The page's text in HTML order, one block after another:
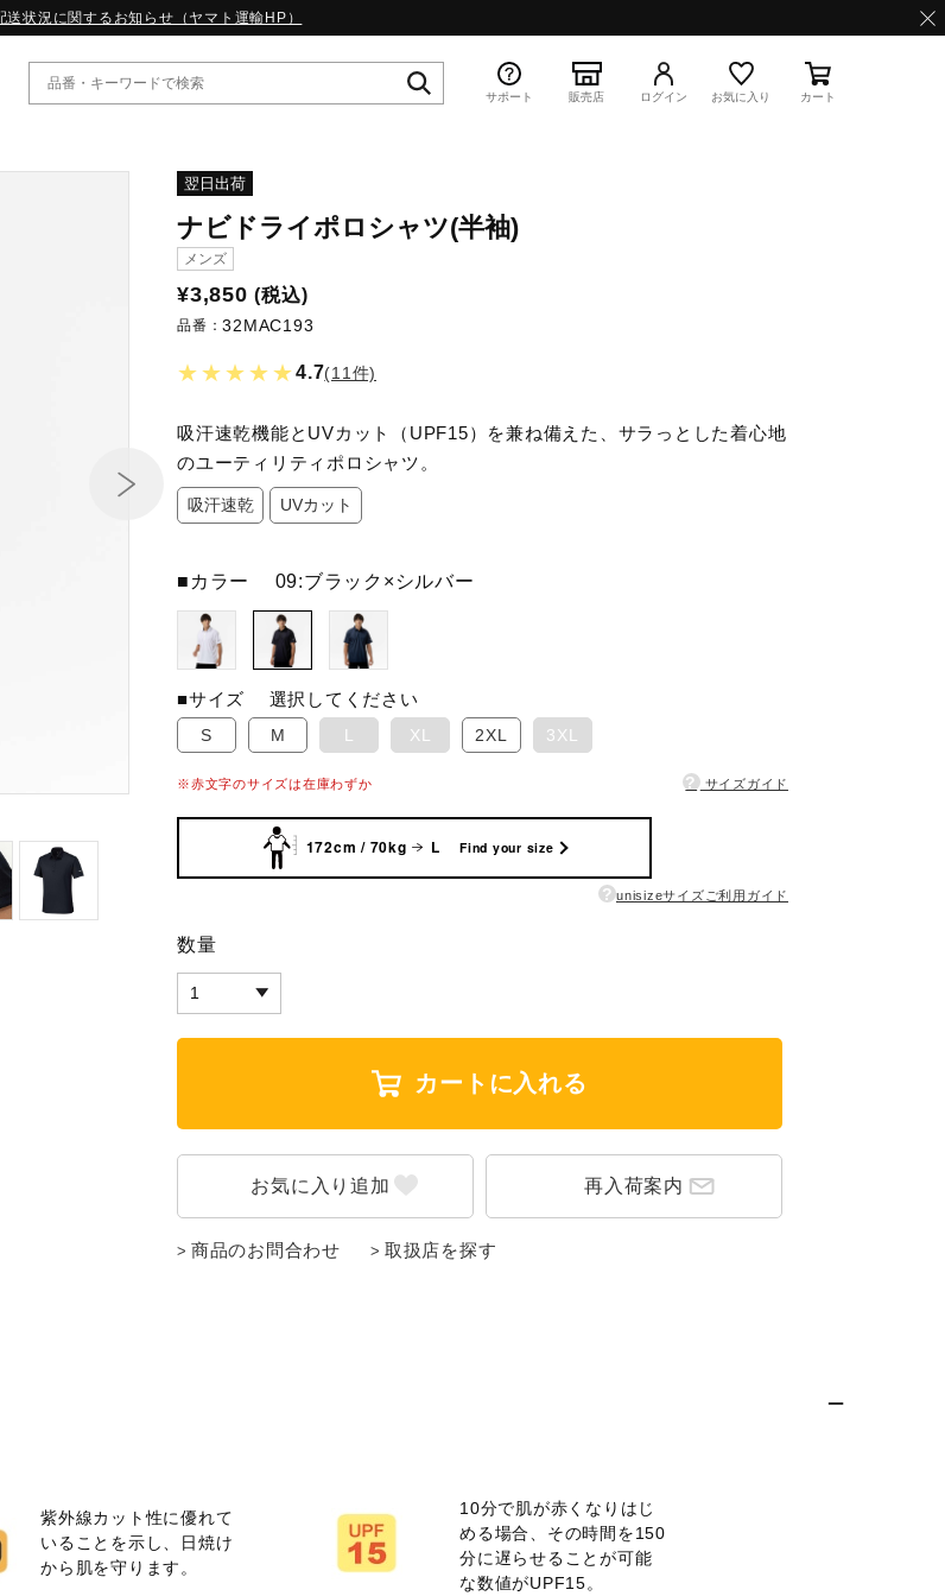
送状況に関するお知らせ（ヤマト運輸HP）
ーパック｜特集
特集
ハウエル｜特集
｜特集
サポート 販売店 ログイン お気に入り カート
翌日出荷
ナビドライポロシャツ(半袖)
メンズ
¥3,850 (税込)
品番：32MAC193
★★★★★4.7(11件)
吸汗速乾機能とUVカット（UPF15）を兼ね備えた、サラっとした着心地
のユーティリティポロシャツ。
吸汗速乾 UVカット
■カラー 09:ブラック×シルバー
■サイズ 選択してください
S M L XL 2XL 3XL
※赤文字のサイズは在庫わずか ? サイズガイド
172cm / 70kg L Find your size
? unisizeサイズご利用ガイド
数量
カートに入れる
再入荷案内
商品のお問合わせ 取扱店を探す
紫外線カット性に優れて
いることを示し、日焼け
から肌を守ります。
10分で肌が赤くなりはじ
める場合、その時間を150
分に遅らせることが可能
な数値がUPF15。